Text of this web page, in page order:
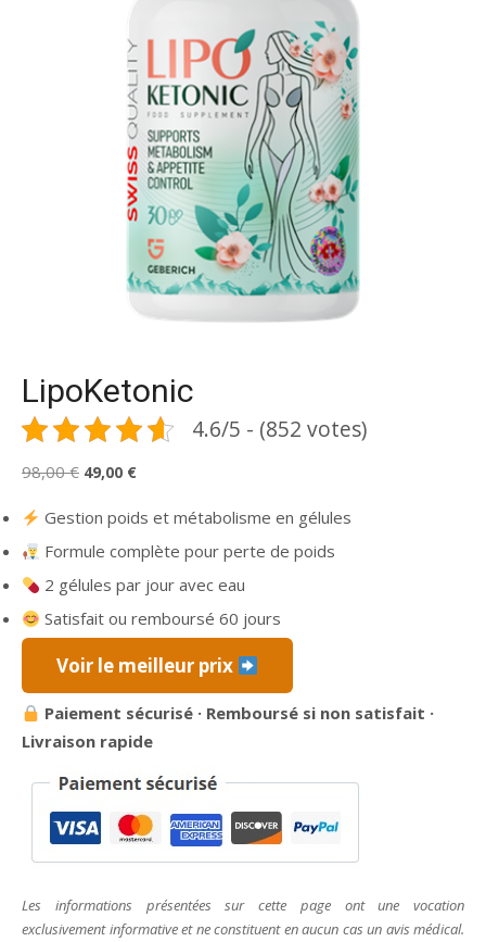
LipoKetonic
4.6/5 - (852 votes)
98,00€ Le
initial
était :
98,00 €.
49,00 €Le
actuel
est :
49,00 €.
Gestion poids et métabolisme en gélules
Formule complète pour perte de poids
2 gélules par jour avec eau
Satisfait ou remboursé 60 jours
Voir le meilleur prix
Paiement sécurisé · Remboursé si non satisfait ·
Livraison rapide
Les informations présentées sur cette page ont une vocation
exclusivement informative et ne constituent en aucun cas un avis médical.